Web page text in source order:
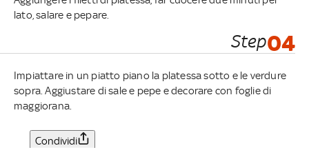
lato, salare e pepare.
Step04
Impiattare in un piatto piano la platessa sotto e le verdure
sopra. Aggiustare di sale e pepe e decorare con foglie di
maggiorana.
Condividi